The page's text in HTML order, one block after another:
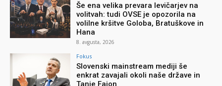
Še ena velika prevara levičarjev na
volitvah: tudi OVSE je opozorila na
volilne kršitve Goloba, Bratuškove in
Hana
8. avgusta, 2026
Fokus
Slovenski mainstream mediji še
enkrat zavajali okoli naše države in
Tanje Fajon